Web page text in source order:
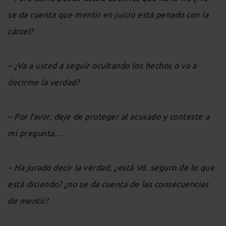
se da cuenta que mentir en juicio está penado con la
cárcel?
– ¿Va a usted a seguir ocultando los hechos o va a
decirme la verdad?
– Por favor, deje de proteger al acusado y conteste a
mi pregunta…
– Ha jurado decir la verdad, ¿está Vd. seguro de lo que
está diciendo? ¿no se da cuenta de las consecuencias
de mentir?